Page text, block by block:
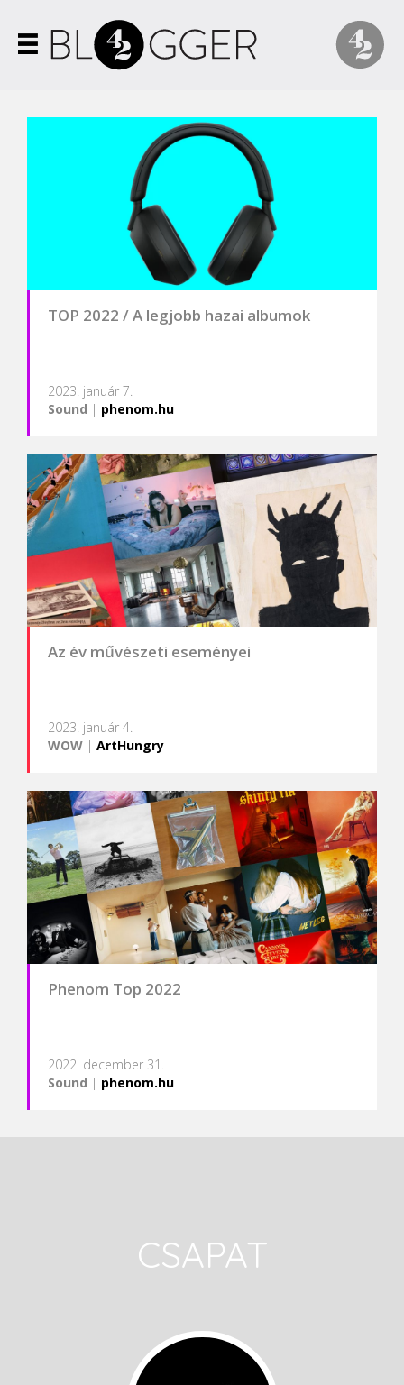
TOP 2022 / A legjobb hazai albumok
2023. január 7.
Sound | phenom.hu
Az év művészeti eseményei
2023. január 4.
WOW | ArtHungry
Phenom Top 2022
2022. december 31.
Sound | phenom.hu
CSAPAT